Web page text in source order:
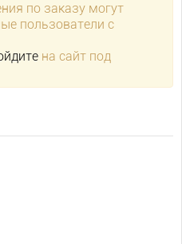
по заказу могут
пользователи с
на сайт под